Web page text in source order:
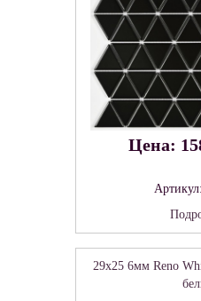
Цена:
29x25 6мм Reno